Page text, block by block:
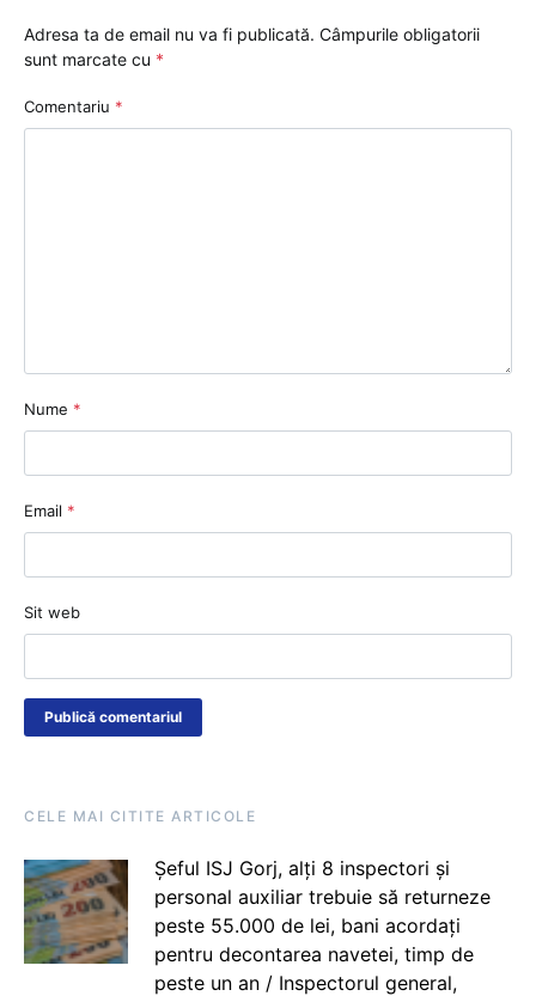
Adresa ta de email nu va fi publicată. Câmpurile obligatorii
sunt marcate cu *
Comentariu *
Nume *
Email *
Sit web
CELE MAI CITITE ARTICOLE
Șeful ISJ Gorj, alți 8 inspectori și
personal auxiliar trebuie să returneze
peste 55.000 de lei, bani acordați
pentru decontarea navetei, timp de
peste un an / Inspectorul general,